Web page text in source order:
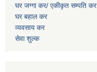
घर जग्गा कर/ एकीकृत सम्पति कर
घर बहाल कर
व्यवसाय कर
सेवा शुल्क